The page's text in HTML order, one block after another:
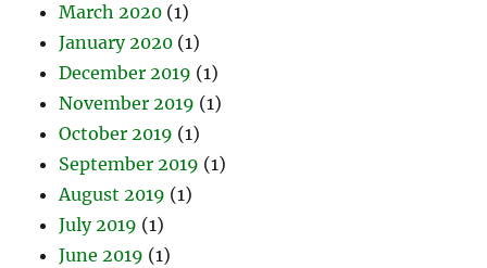
March 2020 (1)
January 2020 (1)
December 2019 (1)
November 2019 (1)
October 2019 (1)
September 2019 (1)
August 2019 (1)
July 2019 (1)
June 2019 (1)